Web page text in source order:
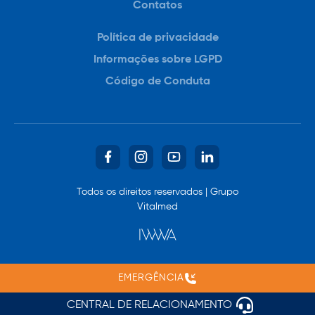
EMERGÊNCIA
CENTRAL DE RELACIONAMENTO
Contatos
Política de privacidade
Informações sobre LGPD
Código de Conduta
Todos os direitos reservados | Grupo
Vitalmed
VIVI – Canal de Vendas
Fale com um dos nossos consultores
Central de Relacionamento com
outros serviços
Precisa de atendimento